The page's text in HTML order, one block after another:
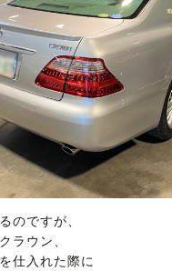
のですが、
ラウン、
仕入れた際に